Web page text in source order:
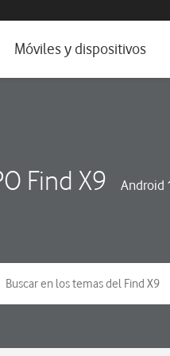
e idioma
Móviles y dispositivos
Find X9 Android